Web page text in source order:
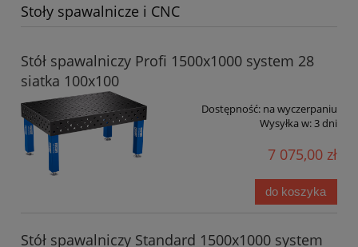
Stoły spawalnicze i CNC
Stół spawalniczy Profi 1500x1000 system 28
siatka 100x100
Dostępność: na wyczerpaniu
Wysyłka w:3 dni
7 075,00 zł
do koszyka
Stół spawalniczy Standard 1500x1000 system